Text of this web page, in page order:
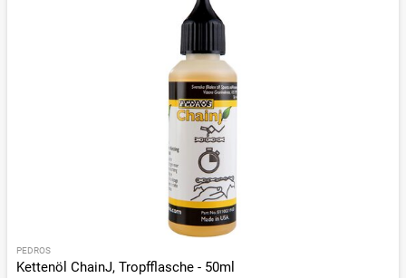
PEDROS
Kettenöl ChainJ, Tropfflasche - 50ml